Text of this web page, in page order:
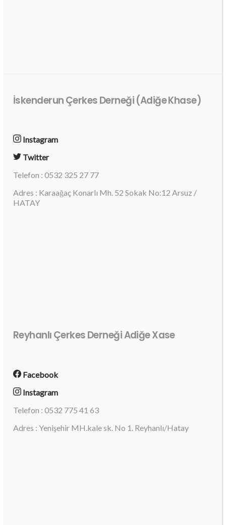
İskenderun Çerkes Derneği (Adiğe Khase)
Instagram
Twitter
Telefon : 0532 325 27 77
Adres : Karaağaç Konarlı Mh. 52 Sokak No:12 Arsuz /
HATAY
Reyhanlı Çerkes Derneği Adiğe Xase
Facebook
Instagram
Telefon : 0532 775 41 63
Adres : Yenişehir MH.kale sk. No 1. Reyhanlı/Hatay